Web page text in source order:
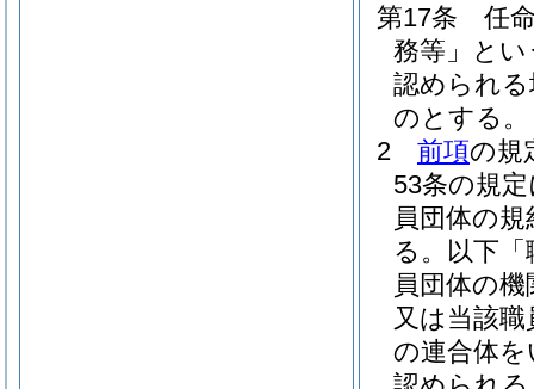
第17条
任
務等」とい
認められ
のとする。
2
前項の規
53条の規
員団体の
る。以下
員団体の
又は当該
の連合体